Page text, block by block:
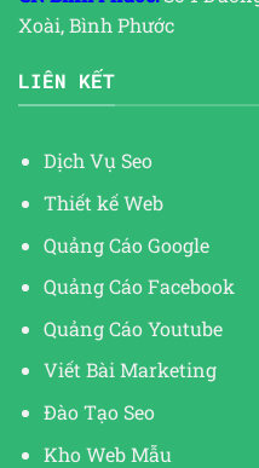
Xoài, Bình Phước
LIÊN KẾT
Dịch Vụ Seo
Thiết kế Web
Quảng Cáo Google
Quảng Cáo Facebook
Quảng Cáo Youtube
Viết Bài Marketing
Đào Tạo Seo
Kho Web Mẫu